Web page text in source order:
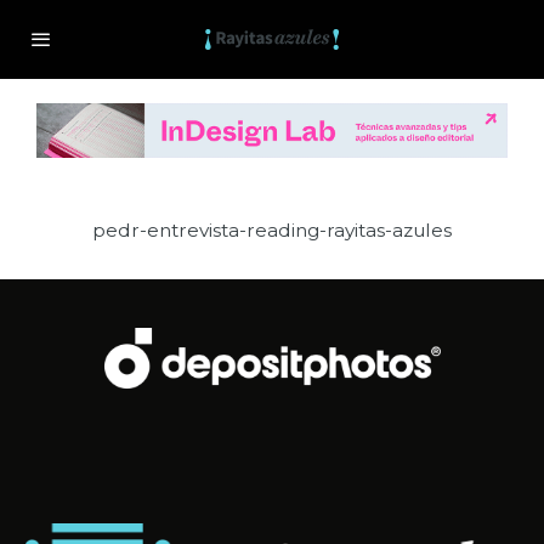
pedr-entrevista-reading-rayitas-azules